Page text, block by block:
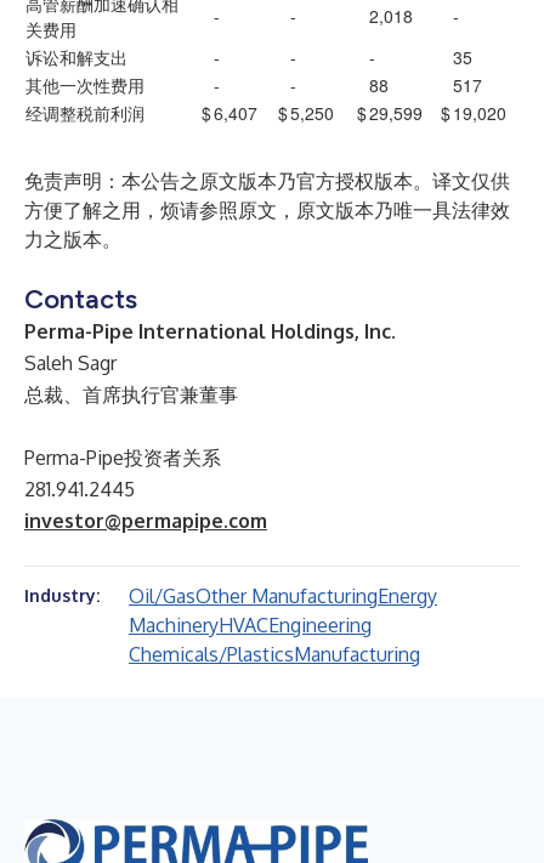
关费用
- - 2,018
-
诉讼和解支出
- - -
35
其他一次性费用
- - 88
517
经调整税前利润
$6,407 $5,250 $29,599 $19,020
免责声明：本公告之原文版本乃官方授权版本。译文仅供
方便了解之用，烦请参照原文，原文版本乃唯一具法律效
力之版本。
Contacts
Perma-Pipe International Holdings, Inc.
Saleh Sagr
总裁、首席执行官兼董事
Perma-Pipe投资者关系
281.941.2445
investor@permapipe.com
Industry: Oil/GasOther ManufacturingEnergy
MachineryHVACEngineering
Chemicals/PlasticsManufacturing